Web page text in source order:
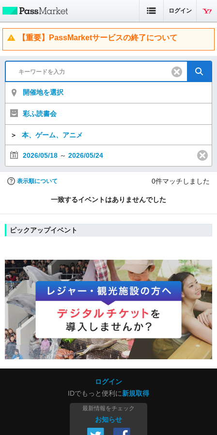
ログイン
【重要】PassMarketサービスの終了について
開催地を選択
彩ふ読書会
＞ 本、ゲーム、アニメ
2026/05/18 ～ 2026/05/24
表示順について 0件マッチしました
一致するイベントはありませんでした
ピックアップイベント
ログイン
IDでもっと便利に新規取得
最新情報をチェック
お知らせ